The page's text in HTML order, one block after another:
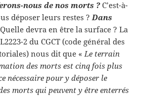
nous de nos morts ?C’est-à-
déposer leurs restes ? Dans
devra en être la surface ? La
2 du CGCT (code général des
nous dit que « Le terrain
des morts est cinq fois plus
nécessaire pour y déposer le
morts qui peuvent y être enterrés